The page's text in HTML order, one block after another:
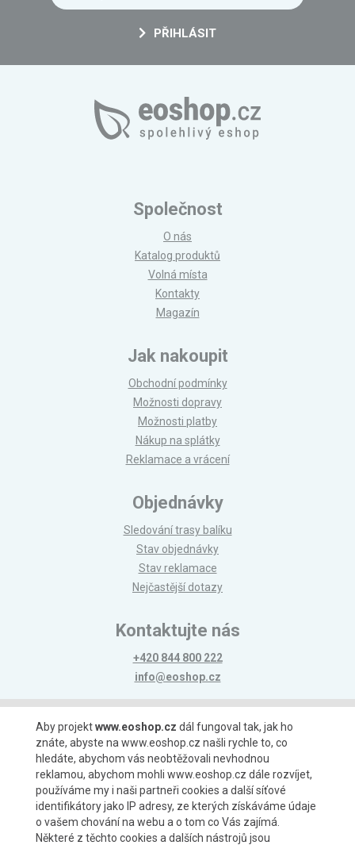
PŘIHLÁSIT
Společnost
O nás
Katalog produktů
Volná místa
Kontakty
Magazín
Jak nakoupit
Obchodní podmínky
Možnosti dopravy
Možnosti platby
Nákup na splátky
Reklamace a vrácení
Objednávky
Sledování trasy balíku
Stav objednávky
Stav reklamace
Nejčastější dotazy
Kontaktujte nás
+420 844 800 222
info@eoshop.cz
Možnosti platby
Možnosti dopravy
Aby projektwww.eoshop.cz dál fungoval tak, jak ho
znáte, abyste na www.eoshop.cz našli rychle to, co
hledáte, abychom vás neobtěžovali nevhodnou
reklamou, abychom mohli www.eoshop.cz dále rozvíjet,
používáme my i naši partneři cookies a další síťové
identifikátory jako IP adresy, ze kterých získáváme údaje
o vašem chování na webu a o tom co Vás zajímá.
Některé z těchto cookies a dalších nástrojů jsou